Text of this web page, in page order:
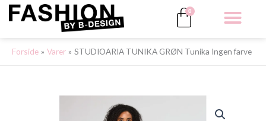
Gå
0
Kurv
Forside Varer STUDIOARIA TUNIKA GRØN Tunika Ingen farve